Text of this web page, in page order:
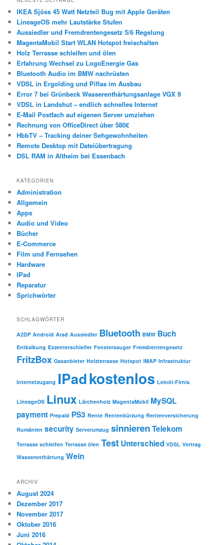
IKEA Sjöss 45 Watt Netzteil Bug mit Apple Geräten
LineageOS mehr Lautstärke Stufen
Aussiedler und Fremdrentengesetz 5/6 Regelung
MagentaMobil Start WLAN Hotspot freischalten
Holz Terrasse schleifen und ölen
Erfahrung Wechsel zu LogoEnergie Gas
Bluetooth Audio im BMW nachrüsten
VDSL in Ergolding und Piflas im Ausbau
Error 7 bei Grünbeck Wasserenthärtungsanlage VGX 9
VDSL in Landshut – endlich schnelles Internet
E-Mail Postfach auf eigenen Server umziehen
Rechnung von OfficeDirect über 580€
HbbTV – Tracking deiner Sehgewohnheiten
Remote Desktop mit Dateiübertragung
DSL RAM in Altheim bei Essenbach
KATEGORIEN
Administration
Allgemein
Apps
Audio und Video
Bücher
E-Commerce
Film und Fernsehen
Hardware
IPad
Reparatur
Sprichwörter
SCHLAGWÖRTER
A2DP Android Arad Aussiedler Bluetooth BMW Buch
Entkalkung Exzenterschleifer Fenstersauger Fremdrentengesetz
FritzBox Gasanbieter Holzterrasse Hotspot IMAP Infrastruktur
Internetzugang IPadkostenlos Leinöl-Firnis
LineageOS Linux Lärchenholz MagentaMobil MySQL
payment Prepaid PS3 Rente Rentenkürzung Rentenversicherung
Rumänien security Serverumzug sinnierenTelekom
Terrasse schleifen Terrasse ölen Test Unterschied VDSL Vertrag
Wasserenthärtung Wein
ARCHIV
August 2024
Dezember 2017
November 2017
Oktober 2016
Juni 2016